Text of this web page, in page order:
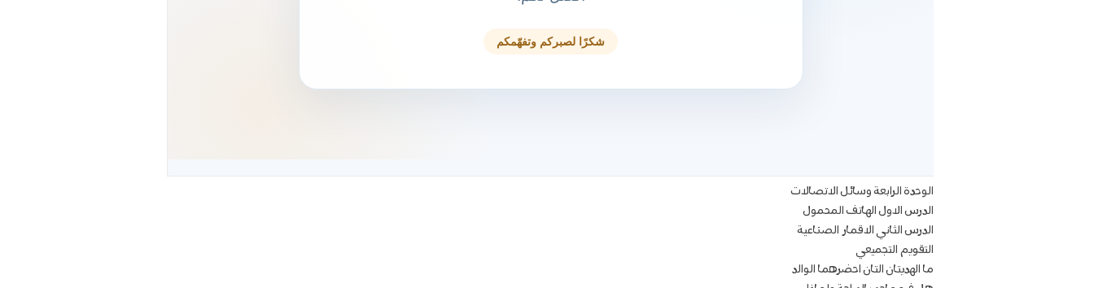
الوحدة الرابعة وسائل الاتصالات
الدرس الاول الهاتف المحمول
الدرس الثاني الاقمار الصناعية
التقويم التجميعي
ما الهديتان التان احضرهما الوالد